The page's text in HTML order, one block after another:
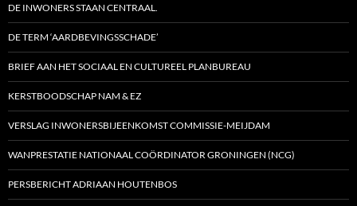
DE INWONERS STAAN CENTRAAL.
DE TERM ‘AARDBEVINGSSCHADE’
BRIEF AAN HET SOCIAAL EN CULTUREEL PLANBUREAU
KERSTBOODSCHAP NAM & EZ
VERSLAG INWONERSBIJEENKOMST COMMISSIE-MEIJDAM
WANPRESTATIE NATIONAAL COÖRDINATOR GRONINGEN (NCG)
PERSBERICHT ADRIAAN HOUTENBOS